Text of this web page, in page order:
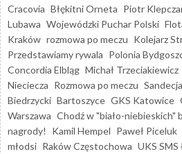
Cracovia Błękitni Orneta Piotr
Lubawa Wojewódzki Puchar Polski
Kraków rozmowa po meczu Kolejarz
Przedstawiamy rywala Polonia
Concordia Elbląg Michał Trzeciakiewicz
Nieciecza Rozmowa po meczu
Biedrzycki Bartoszyce GKS Katowice
Warszawa Chodź w "biało-niebieskich"
nagrody!
Kamil Hempel Paweł Piceluk
młodsi Raków Częstochowa UKS SMS